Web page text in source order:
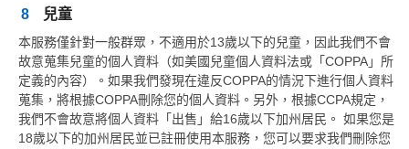
8 兒童
本服務僅針對一般群眾，不適用於13歲以下的兒童，因此我們不會
故意蒐集兒童的個人資料（如美國兒童個人資料法或「COPPA」所
定義的內容）。如果我們發現在違反COPPA的情況下進行個人資料
蒐集，將根據COPPA刪除您的個人資料。另外，根據CCPA規定，
我們不會故意將個人資料「出售」給16歲以下加州居民。 如果您是
18歲以下的加州居民並已註冊使用本服務，您可以要求我們刪除您